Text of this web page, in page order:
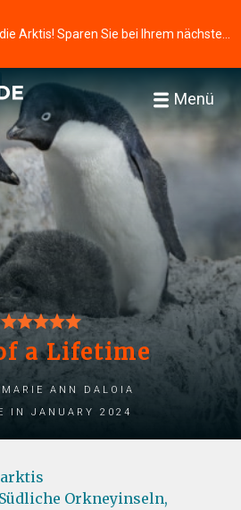
Menü
a Lifetime
Ann Daloia
in January 2024
Südliche Orkneyinseln,